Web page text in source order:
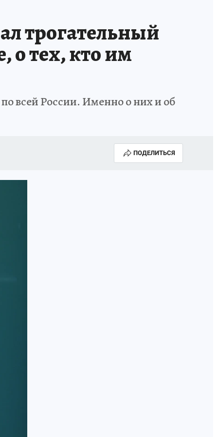
трогательный
о тех, кто им
всей России. Именно о них и об
ПОДЕЛИТЬСЯ